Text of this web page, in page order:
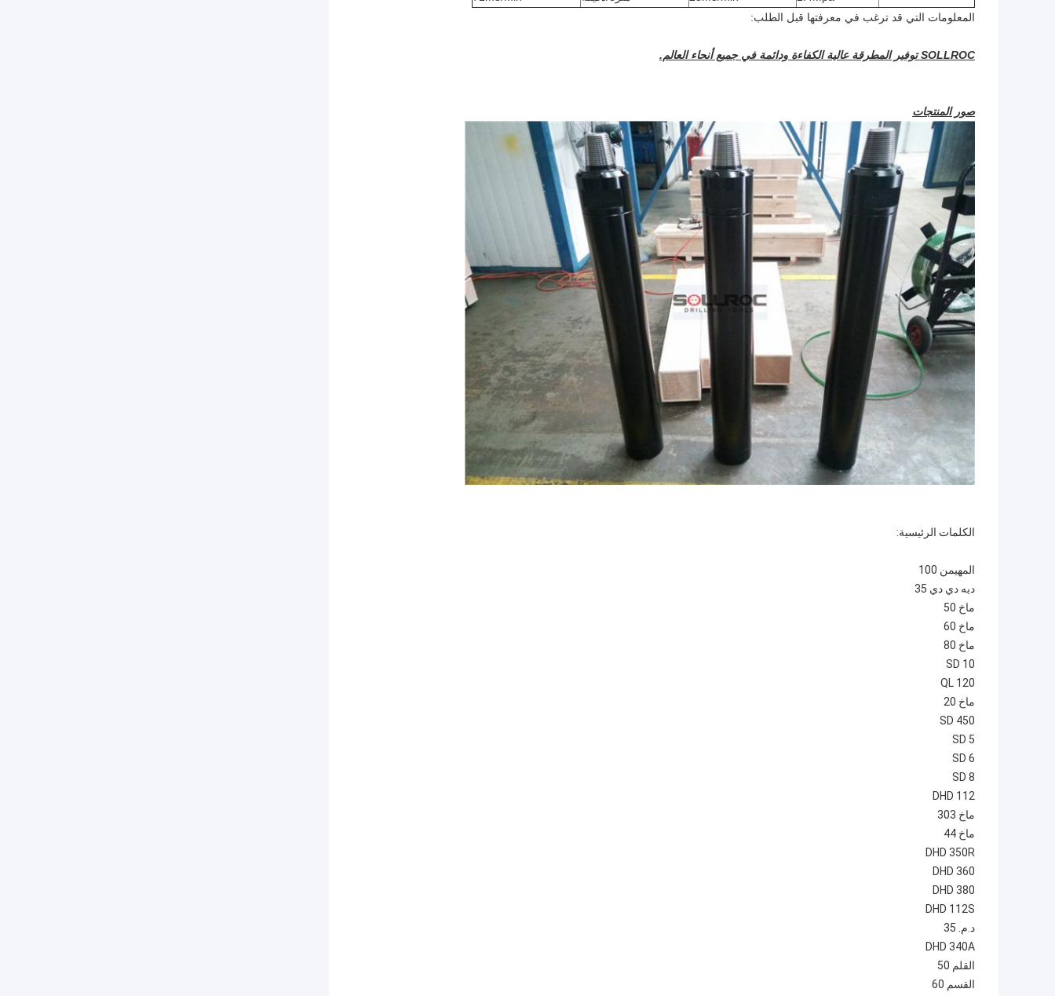
المعلومات التي قد ترغب في معرفتها قبل الطلب:
SOLLROC توفير المطرقة عالية الكفاءة ودائمة في جميع أنحاء العالم.
صور المنتجات
الكلمات الرئيسية:
المهيمن 100
ديه دي دي 35
ماخ 50
ماخ 60
ماخ 80
SD 10
QL 120
ماخ 20
SD 450
SD 5
SD 6
SD 8
DHD 112
ماخ 303
ماخ 44
DHD 350R
DHD 360
DHD 380
DHD 112S
د.م. 35
DHD 340A
القلم 50
القسم 60